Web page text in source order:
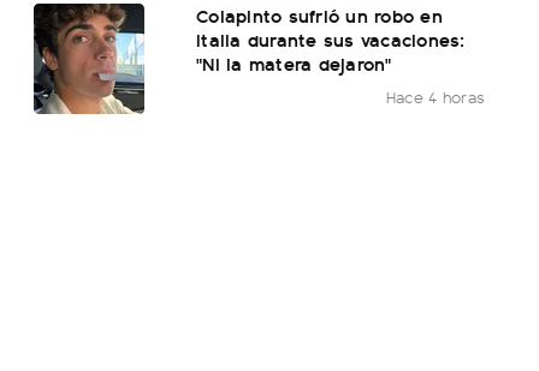
Colapinto sufrió un robo en
Italia durante sus vacaciones:
"Ni la matera dejaron"
Hace 4 horas